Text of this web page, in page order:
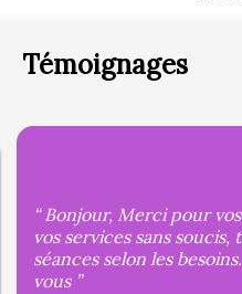
Témoignages
Bonjour, Merci pour
vos services sans
séances selon les
vous